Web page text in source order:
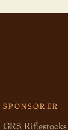
SPONSORER
GRS Riflestocks